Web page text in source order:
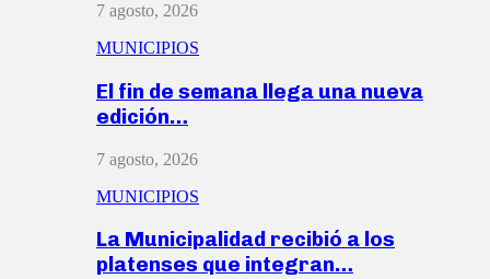
7 agosto, 2026
MUNICIPIOS
El fin de semana llega una nueva
edición…
7 agosto, 2026
MUNICIPIOS
La Municipalidad recibió a los
platenses que integran…